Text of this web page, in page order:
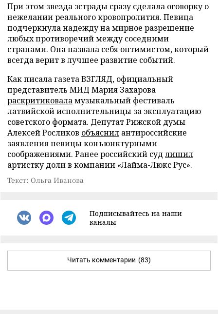
При этом звезда эстрады сразу сделала оговорку о
нежелании реального кровопролития. Певица
подчеркнула надежду на мирное разрешение
любых противоречий между соседними
странами. Она назвала себя оптимистом, который
всегда верит в лучшее развитие событий.
Как писала газета ВЗГЛЯД, официальный
представитель МИД Мария Захарова
раскритиковаламузыкальный фестиваль
латвийской исполнительницы за эксплуатацию
советского формата. Депутат Рижской думы
Алексей Росликов объяснил антироссийские
заявления певицы конъюнктурными
соображениями. Ранее российский суд лишил
артистку доли в компании «Лайма-Люкс Рус».
Текст: Ольга Иванова
Подписывайтесь на наши
каналы
Читать комментарии (83)